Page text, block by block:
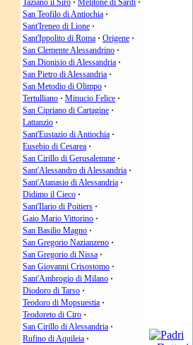
Taziano il Siro · Melitone di Sardi ·
San Teofilo di Antiochia ·
Sant'Ireneo di Lione ·
Sant'Ippolito di Roma · Origene ·
San Clemente Alessandrino ·
San Dionisio di Alessandria ·
San Pietro di Alessandria ·
San Metodio di Olimpo ·
Tertulliano · Minucio Felice ·
San Cipriano di Cartagine ·
Lattanzio ·
Sant'Eustazio di Antiochia ·
Eusebio di Cesarea ·
San Cirillo di Gerusalemme ·
Sant'Alessandro di Alessandria ·
Sant'Atanasio di Alessandria ·
Didimo il Cieco ·
Sant'Ilario di Poitiers ·
Gaio Mario Vittorino ·
San Basilio Magno ·
San Gregorio Nazianzeno ·
San Gregorio di Nissa ·
San Giovanni Crisostomo ·
Sant'Ambrogio di Milano ·
Diodoro di Tarso ·
Teodoro di Mopsuestia ·
Teodoreto di Ciro ·
San Cirillo di Alessandria ·
Rufino di Aquileia ·